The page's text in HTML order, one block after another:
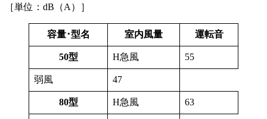
［単位：dB（A）］
容量･型名 室内風量 運転音
50型 H急風 55
弱風 47
80型 H急風 63